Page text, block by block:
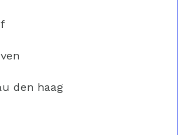
den haag